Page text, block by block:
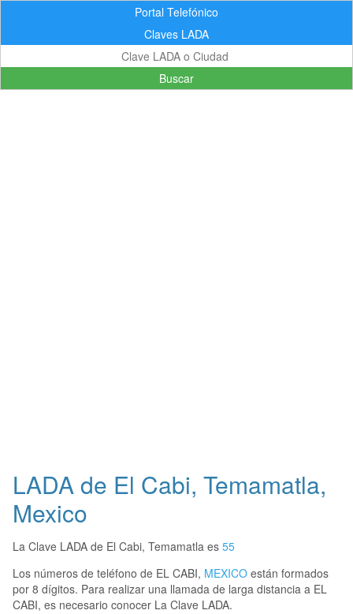
Portal Telefónico
Claves LADA
Buscar
LADA de El Cabi, Temamatla,
Mexico
La Clave LADA de El Cabi, Temamatla es 55
Los números de teléfono de EL CABI, MEXICO están formados
por 8 dígitos. Para realizar una llamada de larga distancia a EL
CABI, es necesario conocer La Clave LADA.